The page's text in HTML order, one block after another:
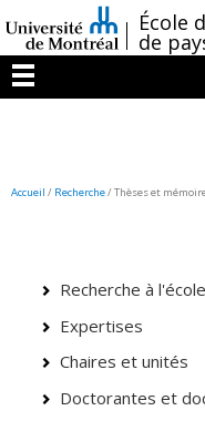
au
contenu
/École
de
Menu
Accueil / Recherche/Thèses et
Recherche à l'école
Expertises
Chaires et unités
Doctorantes et